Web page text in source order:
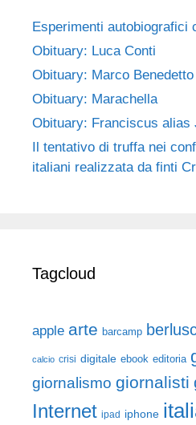
Esperimenti autobiografici
Obituary: Luca Conti
Obituary: Marco Benedetto
Obituary: Marachella
Obituary: Franciscus alias
Il tentativo di truffa nei
italiani realizzata da finti
Tagcloud
apple arte barcamp
calcio crisi digitale ebook editoria
giornalismo giornalisti
Internet ipad iphone